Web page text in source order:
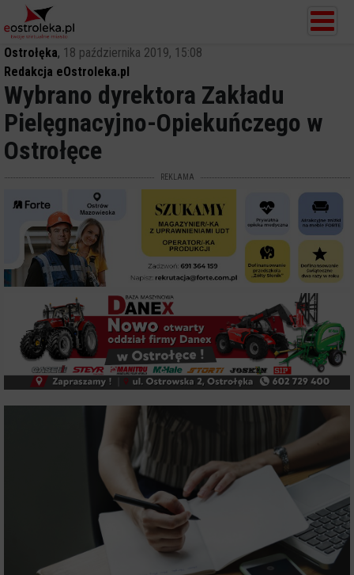
Ostrołęka, 18 października 2019, 15:08
Redakcja eOstroleka.pl
Wybrano dyrektora Zakładu
Pielęgnacyjno-Opiekuńczego w
Ostrołęce
REKLAMA